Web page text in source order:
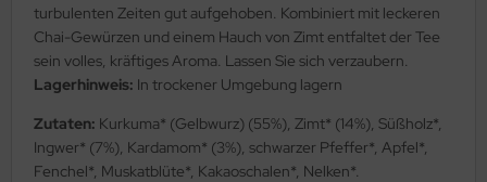
turbulenten Zeiten gut aufgehoben. Kombiniert mit leckeren
Chai-Gewürzen und einem Hauch von Zimt entfaltet der Tee
sein volles, kräftiges Aroma. Lassen Sie sich verzaubern.
Lagerhinweis: In trockener Umgebung lagern
Zutaten: Kurkuma* (Gelbwurz) (55%), Zimt* (14%), Süßholz*,
Ingwer* (7%), Kardamom* (3%), schwarzer Pfeffer*, Apfel*,
Fenchel*, Muskatblüte*, Kakaoschalen*, Nelken*.